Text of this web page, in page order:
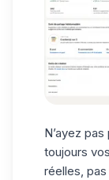
N’ayez
toujours
réelles,